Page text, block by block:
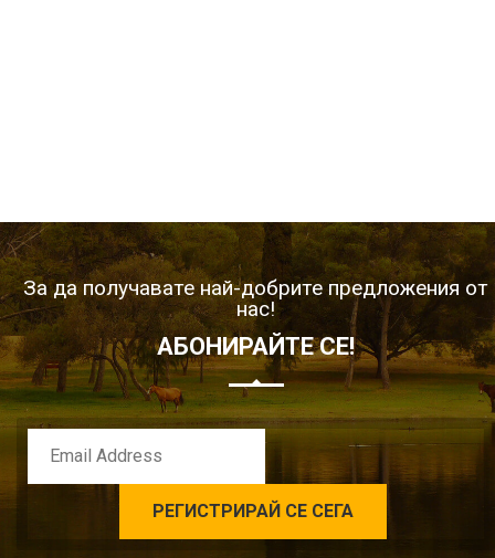
За да получавате най-добрите предложения от
нас!
АБОНИРАЙТЕ СЕ!